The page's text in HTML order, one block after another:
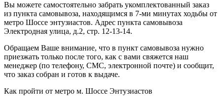
Вы можете самостоятельно забрать укомплектованный заказ
из пункта самовывоза, находящимся в 7-ми минутах ходьбы от
метро Шоссе энтузиастов. Адрес пункта самовывоза
Электродная улица, д.2, стр. 12-13-14.
Обращаем Ваше внимание, что в пункт самовывоза нужно
приезжать только после того, как с вами свяжется наш
менеджер (по телефону, СМС, электронной почте) и сообщит,
что заказ собран и готов к выдаче.
Как пройти от метро м. Шоссе Энтузиастов